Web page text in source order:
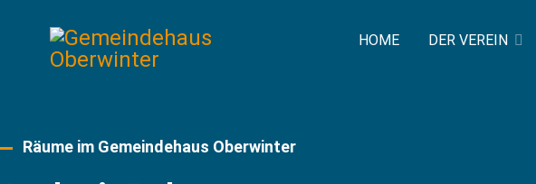
HOME DER VEREIN
Räume im Gemeindehaus Oberwinter